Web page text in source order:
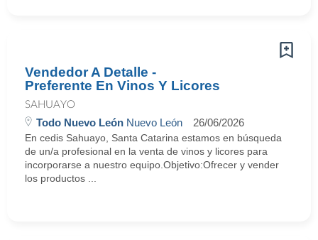
Vendedor A Detalle -
Preferente En Vinos Y Licores
SAHUAYO
Todo Nuevo León Nuevo León 26/06/2026
En cedis Sahuayo, Santa Catarina estamos en búsqueda
de un/a profesional en la venta de vinos y licores para
incorporarse a nuestro equipo.Objetivo:Ofrecer y vender
los productos ...